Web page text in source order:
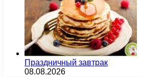
Праздничный завтрак
08.08.2026